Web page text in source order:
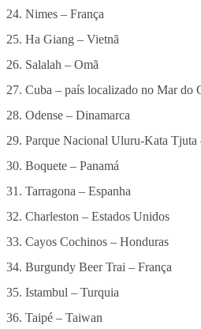
24. Nimes – França
25. Ha Giang – Vietnã
26. Salalah – Omã
27. Cuba – país localizado no Mar do
28. Odense – Dinamarca
29. Parque Nacional Uluru-Kata Tjuta
30. Boquete – Panamá
31. Tarragona – Espanha
32. Charleston – Estados Unidos
33. Cayos Cochinos – Honduras
34. Burgundy Beer Trai – França
35. Istambul – Turquia
36. Taipé – Taiwan